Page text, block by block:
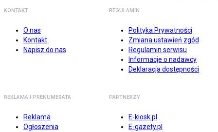
KONTAKT
O nas
Kontakt
Napisz do nas
REGULAMIN
Polityka Prywatności
Zmiana ustawień zgód
Regulamin serwisu
Informacje o nadawcy
Deklaracja dostępności
REKLAMA I PRENUMERATA
Reklama
Ogłoszenia
PARTNERZY
E-kiosk.pl
E-gazety.pl